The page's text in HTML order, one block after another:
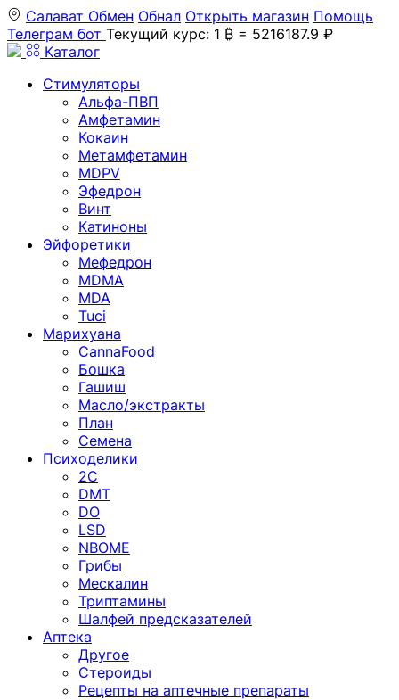
Салават Обмен Обнал Открыть магазин Помощь
Телеграм бот Текущий курс: 1 ₿ = 5216187.9 ₽
Каталог
Стимуляторы
Альфа-ПВП
Амфетамин
Кокаин
Метамфетамин
MDPV
Эфедрон
Винт
Катиноны
Эйфоретики
Мефедрон
MDMA
MDA
Tuci
Марихуана
CannaFood
Бошка
Гашиш
Масло/экстракты
План
Семена
Психоделики
2C
DMT
DO
LSD
NBOME
Грибы
Мескалин
Триптамины
Шалфей предсказателей
Аптека
Другое
Стероиды
Рецепты на аптечные препараты